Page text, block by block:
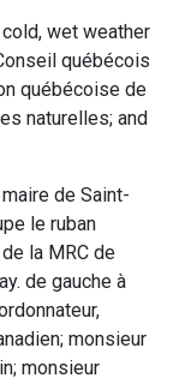
wet weather
québécois
québécoise de
naturelles; and
de Saint-
le ruban
la MRC de
de gauche à
monsieur
monsieur